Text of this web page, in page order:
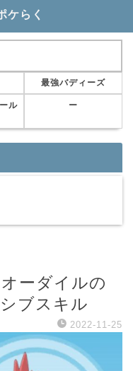
ケらく
最強バディーズ
ル
ー
ーダイルの
ブスキル
2022-11-25